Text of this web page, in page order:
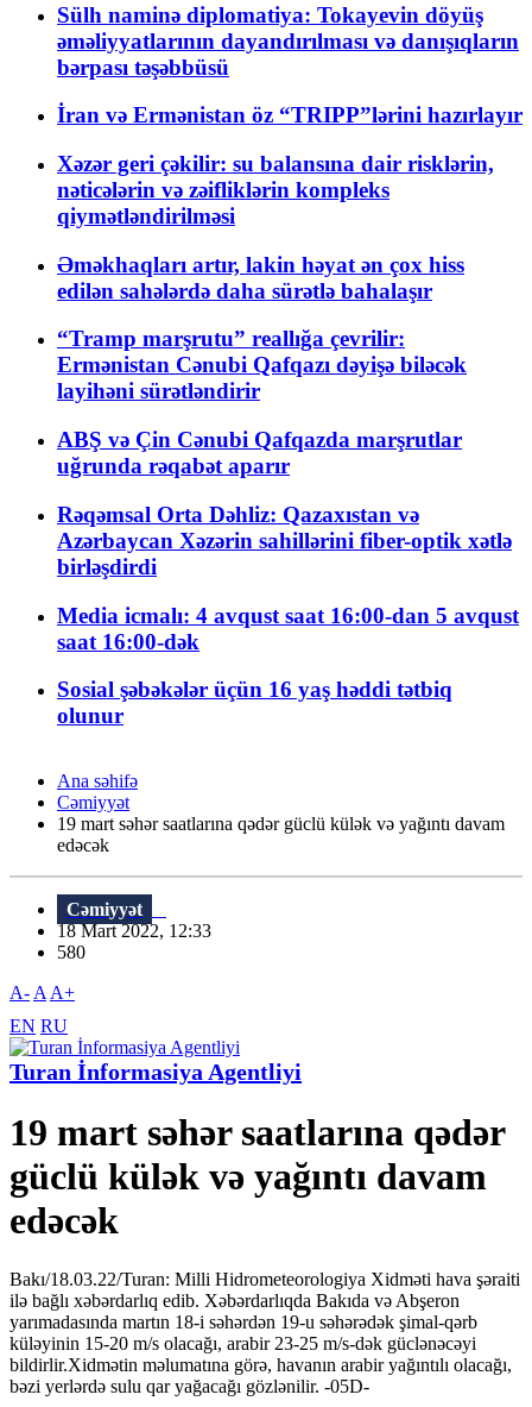
Sülh naminə diplomatiya: Tokayevin döyüş
əməliyyatlarının dayandırılması və danışıqların
bərpası təşəbbüsü
İran və Ermənistan öz “TRIPP”lərini hazırlayır
Xəzər geri çəkilir: su balansına dair risklərin,
nəticələrin və zəifliklərin kompleks
qiymətləndirilməsi
Əməkhaqları artır, lakin həyat ən çox hiss
edilən sahələrdə daha sürətlə bahalaşır
“Tramp marşrutu” reallığa çevrilir:
Ermənistan Cənubi Qafqazı dəyişə biləcək
layihəni sürətləndirir
ABŞ və Çin Cənubi Qafqazda marşrutlar
uğrunda rəqabət aparır
Rəqəmsal Orta Dəhliz: Qazaxıstan və
Azərbaycan Xəzərin sahillərini fiber-optik xətlə
birləşdirdi
Media icmalı: 4 avqust saat 16:00-dan 5 avqust
saat 16:00-dək
Sosial şəbəkələr üçün 16 yaş həddi tətbiq
olunur
Ana səhifə
Cəmiyyət
19 mart səhər saatlarına qədər güclü külək və yağıntı davam
edəcək
Cəmiyyət
18 Mart 2022, 12:33
580
A- A A+
EN RU
Turan İnformasiya Agentliyi
19 mart səhər saatlarına qədər
güclü külək və yağıntı davam
edəcək
Bakı/18.03.22/Turan: Milli Hidrometeorologiya Xidməti hava şəraiti
ilə bağlı xəbərdarlıq edib. Xəbərdarlıqda Bakıda və Abşeron
yarımadasında martın 18-i səhərdən 19-u səhərədək şimal-qərb
küləyinin 15-20 m/s olacağı, arabir 23-25 m/s-dək güclənəcəyi
bildirlir.Xidmətin məlumatına görə, havanın arabir yağıntılı olacağı,
bəzi yerlərdə sulu qar yağacağı gözlənilir. -05D-